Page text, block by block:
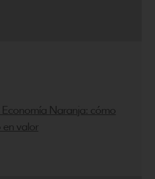
Economía Naranja: cómo
en valor